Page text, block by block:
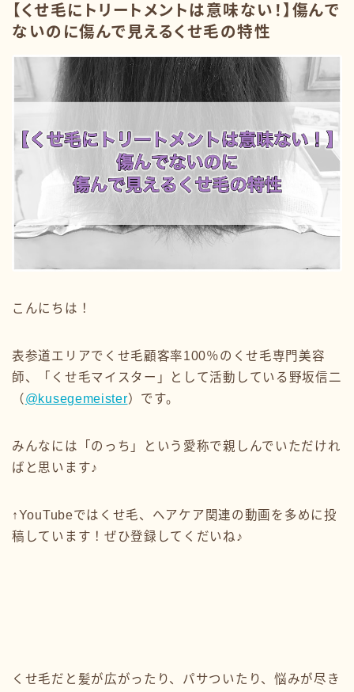
サロンワーク実例
【くせ毛にトリートメントは意味ない！】傷んで
ないのに傷んで見えるくせ毛の特性
こんにちは！
表参道エリアでくせ毛顧客率100％のくせ毛専門美容
師、「くせ毛マイスター」として活動している野坂信二
（ @kusegemeister）です。
みんなには「のっち」という愛称で親しんでいただけれ
ばと思います♪
↑YouTubeではくせ毛、ヘアケア関連の動画を多めに投
稿しています！ぜひ登録してくだいね♪
くせ毛だと髪が広がったり、パサついたり、悩みが尽き